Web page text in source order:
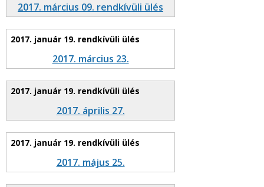
2017. március 09. rendkívüli ülés
2017. március 23.
2017. április 27.
2017. május 25.